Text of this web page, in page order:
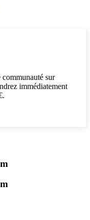
sur
immédiatement